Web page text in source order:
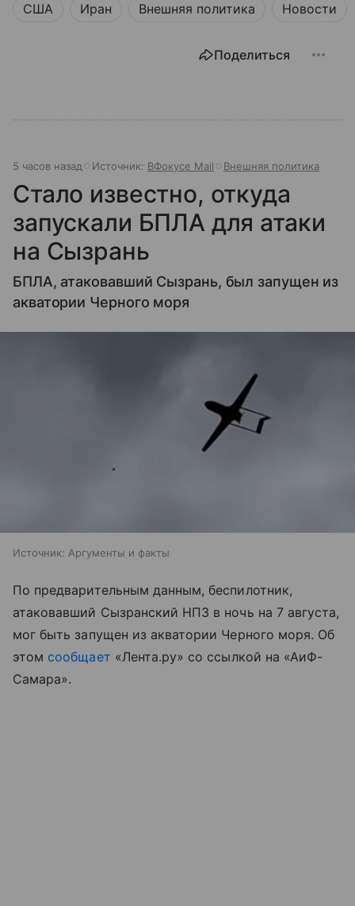
США Иран Внешняя политика Новости
Поделиться
5 часов назад Источник: ВФокусе Mail Внешняя политика
Стало известно, откуда
запускали БПЛА для атаки
на Сызрань
БПЛА, атаковавший Сызрань, был запущен из
акватории Черного моря
Источник: Аргументы и факты
По предварительным данным, беспилотник,
атаковавший Сызранский НПЗ в ночь на 7 августа,
мог быть запущен из акватории Черного моря. Об
этом сообщает «Лента.ру» со ссылкой на «АиФ-
Самара».